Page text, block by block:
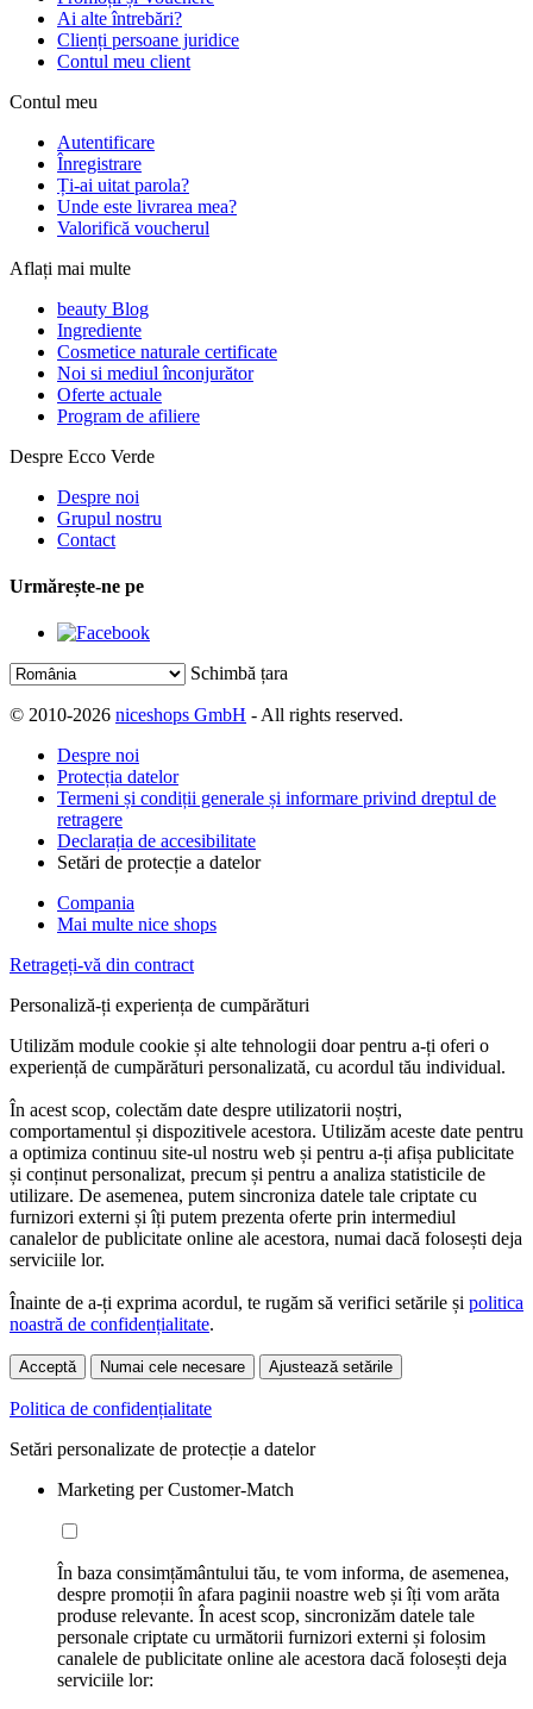
Ai alte întrebări?
Clienți persoane juridice
Contul meu client
Contul meu
Autentificare
Înregistrare
Ți-ai uitat parola?
Unde este livrarea mea?
Valorifică voucherul
Aflați mai multe
beauty Blog
Ingrediente
Cosmetice naturale certificate
Noi si mediul înconjurător
Oferte actuale
Program de afiliere
Despre Ecco Verde
Despre noi
Grupul nostru
Contact
Urmărește-ne pe
Schimbă țara
© 2010-2026 niceshops GmbH - All rights reserved.
Despre noi
Protecția datelor
Termeni și condiții generale și informare privind dreptul de
retragere
Declarația de accesibilitate
Setări de protecție a datelor
Compania
Mai multe nice shops
Retrageți-vă din contract
Personaliză-ți experiența de cumpărături
Utilizăm module cookie și alte tehnologii doar pentru a-ți oferi o
experiență de cumpărături personalizată, cu acordul tău individual.
În acest scop, colectăm date despre utilizatorii noștri,
comportamentul și dispozitivele acestora. Utilizăm aceste date pentru
a optimiza continuu site-ul nostru web și pentru a-ți afișa publicitate
și conținut personalizat, precum și pentru a analiza statisticile de
utilizare. De asemenea, putem sincroniza datele tale criptate cu
furnizori externi și îți putem prezenta oferte prin intermediul
canalelor de publicitate online ale acestora, numai dacă folosești deja
serviciile lor.
Înainte de a-ți exprima acordul, te rugăm să verifici setările și politica
noastră de confidențialitate.
Acceptă Numai cele necesare Ajustează setările
Politica de confidențialitate
Setări personalizate de protecție a datelor
Marketing per Customer-Match
În baza consimțământului tău, te vom informa, de asemenea,
despre promoții în afara paginii noastre web și îți vom arăta
produse relevante. În acest scop, sincronizăm datele tale
personale criptate cu următorii furnizori externi și folosim
canalele de publicitate online ale acestora dacă folosești deja
serviciile lor: